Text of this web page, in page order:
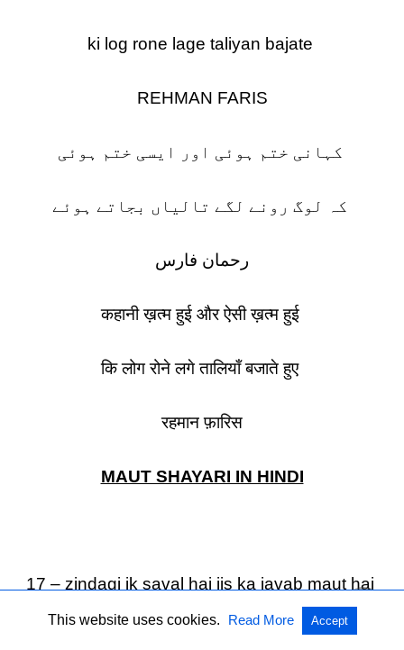
ki log rone lage taliyan bajate
REHMAN FARIS
رحمان فارس
कहानी ख़त्म हुई और ऐसी ख़त्म हुई
कि लोग रोने लगे तालियाँ बजाते हुए
रहमान फ़ारिस
MAUT SHAYARI IN HINDI
17 – zindagi ik saval hai jis ka javab maut hai
maut bhi ik saval hai jis ka javab kuchh nahin
This website uses cookies. Read More Accept